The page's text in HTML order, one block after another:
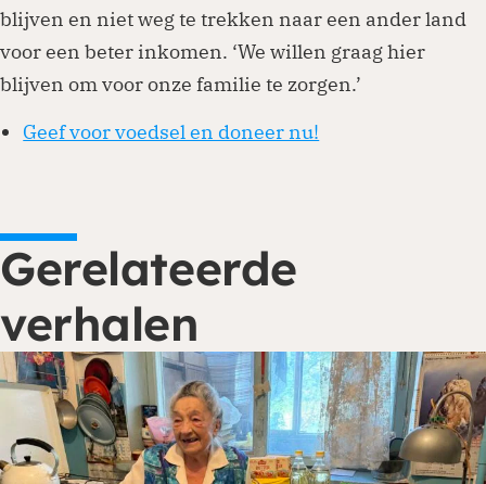
blijven en niet weg te trekken naar een ander land
voor een beter inkomen. ‘We willen graag hier
blijven om voor onze familie te zorgen.’
Geef voor voedsel en doneer nu!
Gerelateerde
verhalen